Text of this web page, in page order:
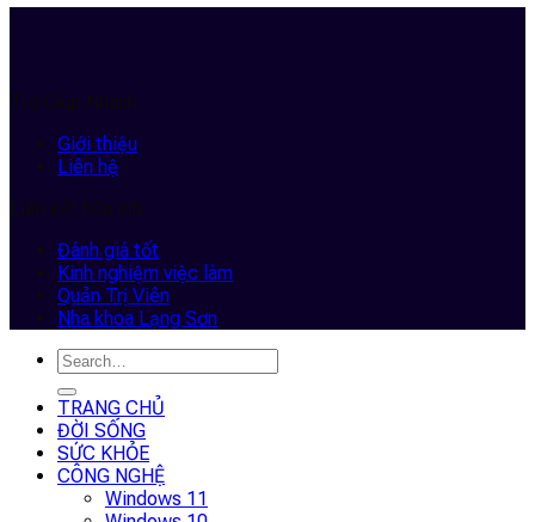
Trợ Giúp Nhanh
Giới thiệu
Liên hệ
Liên kết hữu ích
Đánh giá tốt
Kinh nghiệm việc làm
Quản Trị Viên
Nha khoa Lạng Sơn
TRANG CHỦ
ĐỜI SỐNG
SỨC KHỎE
CÔNG NGHỆ
Windows 11